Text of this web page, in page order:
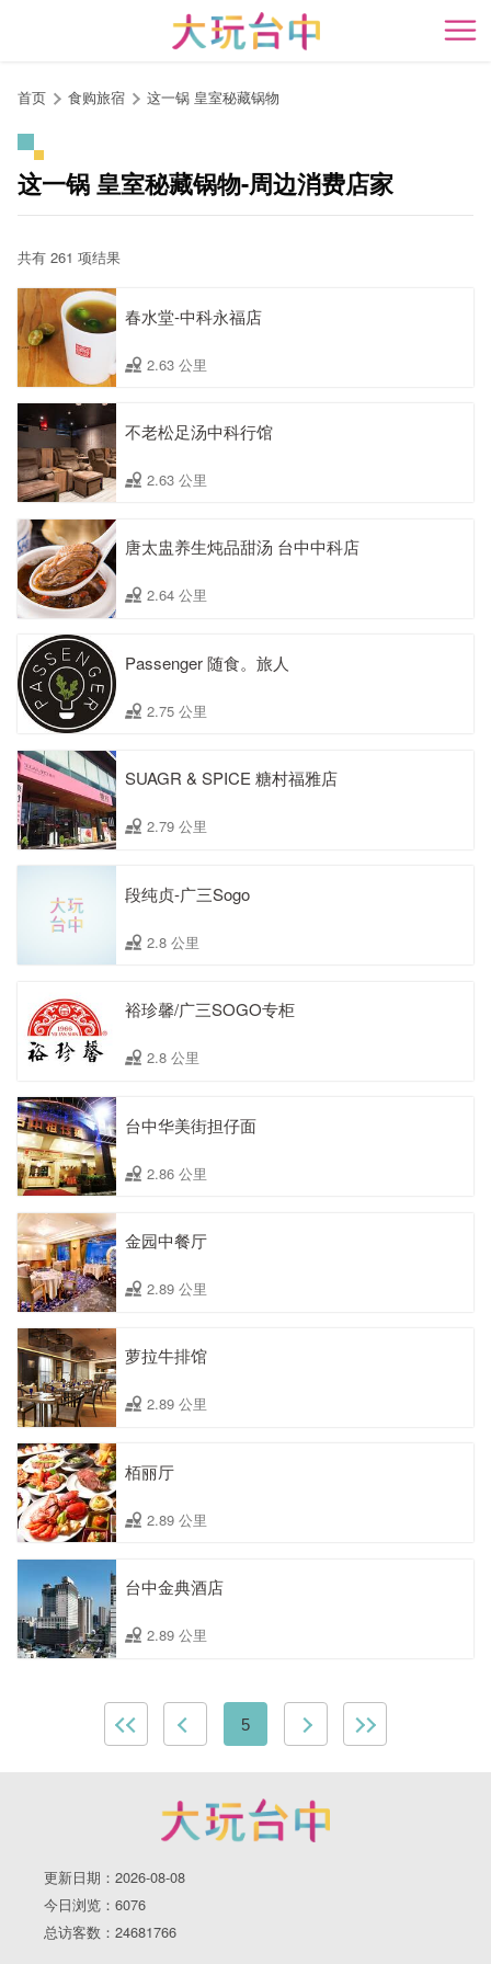
开
首页 食购旅宿 这一锅 皇室秘藏锅物
这一锅 皇室秘藏锅物-周边消费店家
共有 261 项结果
春水堂-中科永福店
2.63 公里
不老松足汤中科行馆
2.63 公里
唐太盅养生炖品甜汤 台中中科店
2.64 公里
Passenger 随食。旅人
2.75 公里
SUAGR & SPICE 糖村福雅店
2.79 公里
段纯贞-广三Sogo
2.8 公里
裕珍馨/广三SOGO专柜
2.8 公里
台中华美街担仔面
2.86 公里
金园中餐厅
2.89 公里
萝拉牛排馆
2.89 公里
栢丽厅
2.89 公里
台中金典酒店
2.89 公里
5
更新日期：2026-08-08
今日浏览：6076
总访客数：24681766